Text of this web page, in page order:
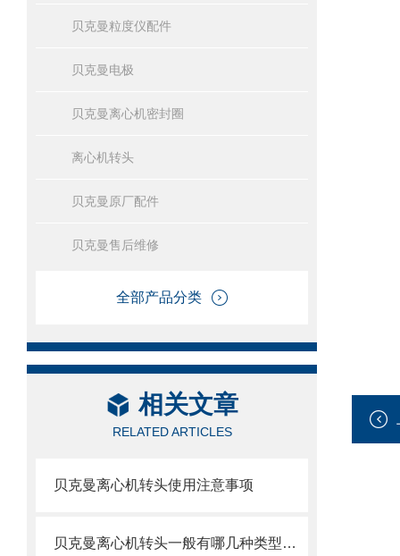
贝克曼粒度仪配件
贝克曼电极
贝克曼离心机密封圈
离心机转头
贝克曼原厂配件
贝克曼售后维修
全部产品分类
相关文章
RELATED ARTICLES
贝克曼离心机转头使用注意事项
贝克曼离心机转头一般有哪几种类型呢？